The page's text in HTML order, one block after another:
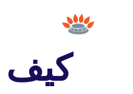
كيف